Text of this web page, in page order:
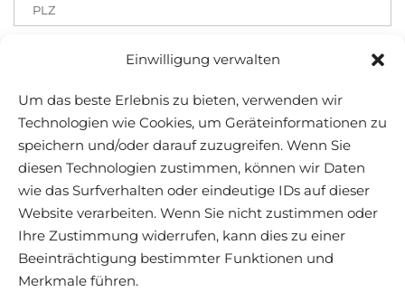
Einwilligung verwalten
Um das beste Erlebnis zu bieten, verwenden wir
Technologien wie Cookies, um Geräteinformationen zu
speichern und/oder darauf zuzugreifen. Wenn Sie
diesen Technologien zustimmen, können wir Daten
wie das Surfverhalten oder eindeutige IDs auf dieser
Website verarbeiten. Wenn Sie nicht zustimmen oder
Ihre Zustimmung widerrufen, kann dies zu einer
Beeinträchtigung bestimmter Funktionen und
Merkmale führen.